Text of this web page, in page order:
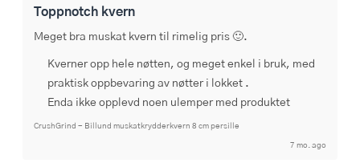
Toppnotch kvern
Meget bra muskat kvern til rimelig pris 🙂.
Kverner opp hele nøtten, og meget enkel i bruk, med
praktisk oppbevaring av nøtter i lokket .
Enda ikke opplevd noen ulemper med produktet
CrushGrind - Billund muskatkrydderkvern 8 cm persille
7 mo. ago